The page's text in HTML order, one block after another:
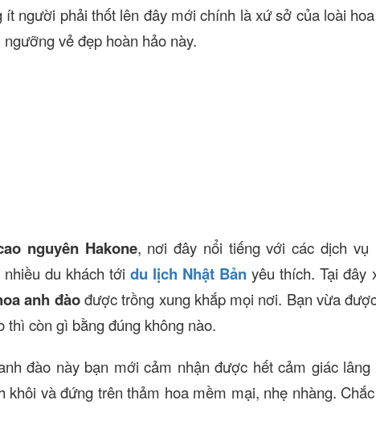
người phải thốt lên đây mới chính là xứ sở của loài
vẻ đẹp hoàn hảo này.
nguyên Hakone, nơi đây nổi tiếng với các dịch vụ
nhiều du khách tớidu lịch Nhật Bản yêu thích. Tại đây
anh đàođược trồng xung khắp mọi nơi. Bạn vừa
còn gì bằng đúng không nào.
đào này bạn mới cảm nhận được hết cảm giác lâng
và đứng trên thảm hoa mềm mại, nhẹ nhàng.